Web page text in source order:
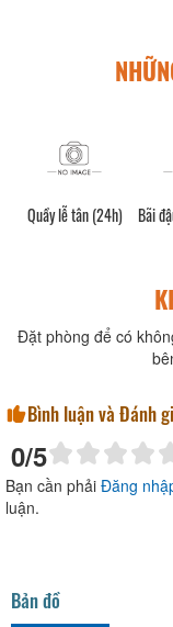
Quầy lễ tân (24h) Bãi
Đặt phòng để có
Bình luận và Đánh
0/5
Bạn cần phải Đăng
luận.
Bản đồ